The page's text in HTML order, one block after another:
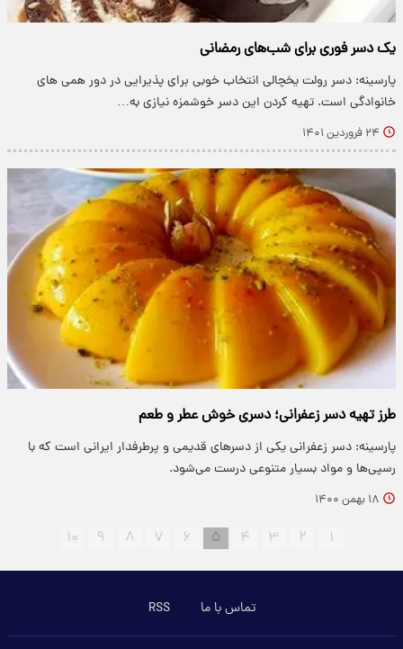
یک دسر فوری برای شب‌های رمضانی
پارسینه: دسر رولت یخچالی انتخاب خوبی برای پذیرایی در دور همی های
خانوادگی است. تهیه کردن این دسر خوشمزه نیازی به…
۲۴ فروردین ۱۴۰۱
طرز تهیه دسر زعفرانی؛ دسری خوش عطر و طعم
پارسینه: دسر زعفرانی یکی از دسر‌های قدیمی و پرطرفدار ایرانی است که با
رسپی‌ها و مواد بسیار متنوعی درست می‌شود.
۱۸ بهمن ۱۴۰۰
۱ ۲ ۳ ۴ ۵ ۶ ۷ ۸ ۹ ۱۰
تماس با ما RSS